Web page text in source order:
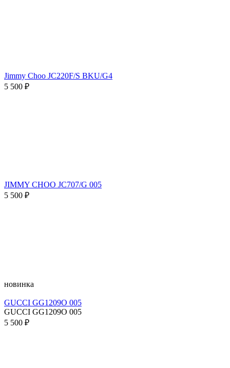
Jimmy Choo JC220F/S BKU/G4
5 500 ₽
JIMMY CHOO JC707/G 005
5 500 ₽
новинка
GUCCI GG1209O 005
GUCCI GG1209O 005
5 500 ₽